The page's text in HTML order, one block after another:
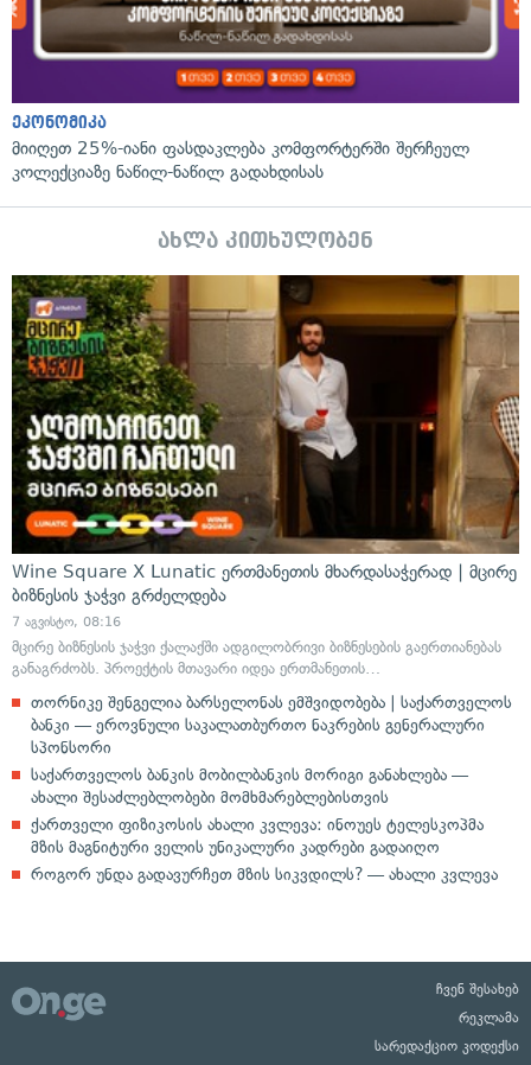
ეკონომიკა
მიიღეთ 25%-იანი ფასდაკლება კომფორტერში შერჩეულ
კოლექციაზე ნაწილ-ნაწილ გადახდისას
ახლა კითხულობენ
Wine Square X Lunatic ერთმანეთის მხარდასაჭერად | მცირე
ბიზნესის ჯაჭვი გრძელდება
7 აგვისტო, 08:16
მცირე ბიზნესის ჯაჭვი ქალაქში ადგილობრივი ბიზნესების გაერთიანებას
განაგრძობს. პროექტის მთავარი იდეა ერთმანეთის…
თორნიკე შენგელია ბარსელონას ემშვიდობება | საქართველოს
ბანკი — ეროვნული საკალათბურთო ნაკრების გენერალური
სპონსორი
საქართველოს ბანკის მობილბანკის მორიგი განახლება —
ახალი შესაძლებლობები მომხმარებლებისთვის
ქართველი ფიზიკოსის ახალი კვლევა: ინოუეს ტელესკოპმა
მზის მაგნიტური ველის უნიკალური კადრები გადაიღო
როგორ უნდა გადავურჩეთ მზის სიკვდილს? — ახალი კვლევა
ჩვენ შესახებ
რეკლამა
სარედაქციო კოდექსი